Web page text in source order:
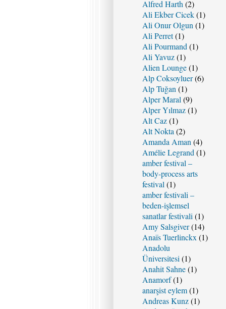
Alfred Harth (2)
Ali Ekber Cicek(1)
Ali Onur Olgun (1)
Ali Perret(1)
Ali Pourmand (1)
Ali Yavuz(1)
Alien Lounge(1)
Alp Coksoyluer(6)
Alp Tuğan (1)
Alper Maral (9)
Alper Yılmaz(1)
Alt Caz(1)
Alt Nokta (2)
Amanda Aman (4)
Amélie Legrand (1)
amber festival –
body-process arts
festival (1)
amber festivali –
beden-işlemsel
sanatlar festivali (1)
Amy Salsgiver(14)
Anaïs Tuerlinckx (1)
Anadolu
Üniversitesi (1)
Anahit Sahne(1)
Anamorf(1)
anarşist eylem(1)
Andreas Kunz(1)